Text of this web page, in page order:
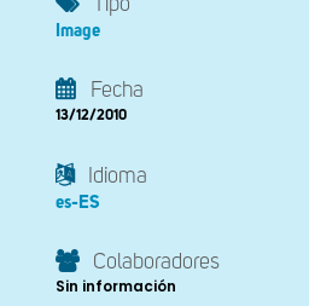
Tipo
Image
Fecha
13/12/2010
Idioma
es-ES
Colaboradores
Sin información